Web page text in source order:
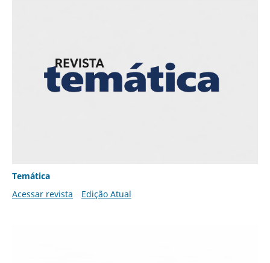
Temática
Acessar revista
Edição Atual